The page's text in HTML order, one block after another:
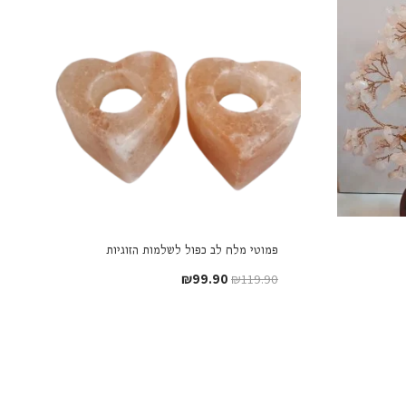
פמוטי מלח לב כפול לשלמות הזוגיות
₪119.90
המחיר ₪99.90
המחיר